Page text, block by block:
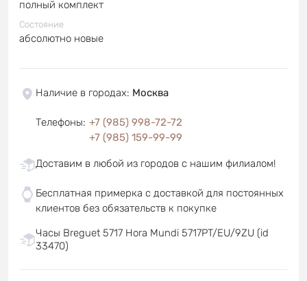
полный комплект
Состояние
абсолютно новые
Наличие в городах: Москва
Телефоны: +7 (985) 998-72-72
+7 (985) 159-99-99
Доставим в любой из городов с нашим филиалом!
Бесплатная примерка с доставкой для постоянных
клиентов без обязательств к покупке
Часы Breguet 5717 Hora Mundi 5717PT/EU/9ZU (id
33470)